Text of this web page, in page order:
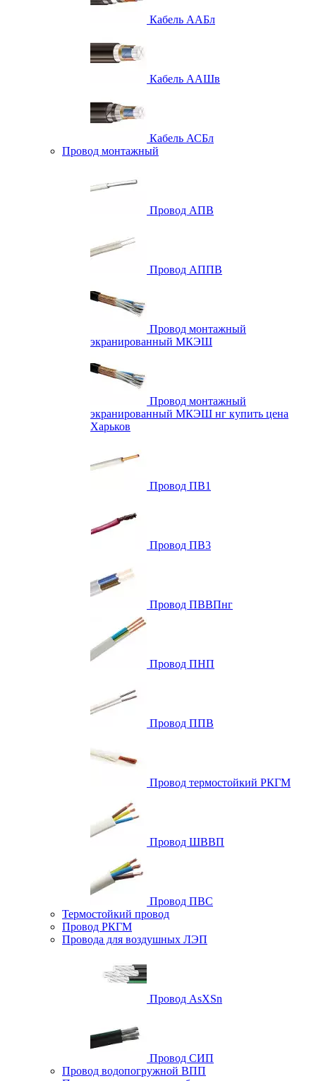
Кабель ААБл
Кабель ААШв
Кабель АСБл
Провод монтажный
Провод АПВ
Провод АППВ
Провод монтажный
экранированный МКЭШ
Провод монтажный
экранированный МКЭШ нг купить цена
Харьков
Провод ПВ1
Провод ПВ3
Провод ПВВПнг
Провод ПНП
Провод ППВ
Провод термостойкий РКГМ
Провод ШВВП
Провод ПВС
Термостойкий провод
Провод РКГМ
Провода для воздушных ЛЭП
Провод AsXSn
Провод СИП
Провод водопогружной ВПП